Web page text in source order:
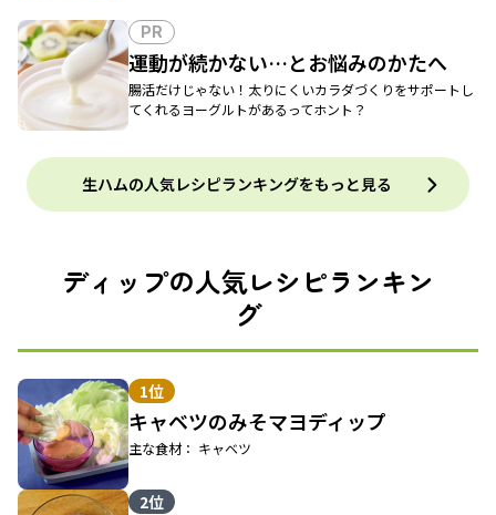
PR
運動が続かない…とお悩みのかたへ
腸活だけじゃない！太りにくいカラダづくりをサポートし
てくれるヨーグルトがあるってホント？
生ハムの人気レシピランキングをもっと見る
ディップの人気レシピランキン
グ
1位
キャベツのみそマヨディップ
主な食材： キャベツ
2位